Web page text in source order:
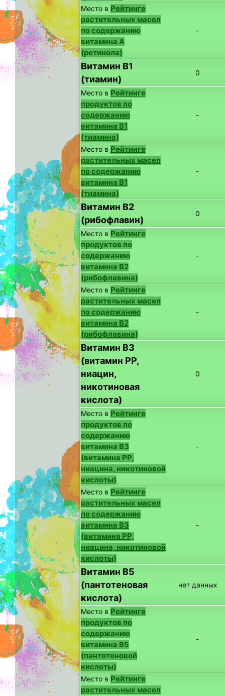
Место в Рейтинге
растительных масел
по содержанию
витамина A
(ретинола)
-
Витамин B1
(тиамин)
0
Место в Рейтинге
продуктов по
содержанию
витамина B1
(тиамина)
-
Место в Рейтинге
растительных масел
по содержанию
витамина B1
(тиамина)
-
Витамин B2
(рибофлавин)
0
Место в Рейтинге
продуктов по
содержанию
витамина B2
(рибофлавина)
-
Место в Рейтинге
растительных масел
по содержанию
витамина B2
(рибофлавина)
-
Витамин B3
(витамин PP,
ниацин,
никотиновая
кислота)
0
Место в Рейтинге
продуктов по
содержанию
витамина B3
(витамина PP,
ниацина, никотиновой
кислоты)
-
Место в Рейтинге
растительных масел
по содержанию
витамина B3
(витамина PP,
ниацина, никотиновой
кислоты)
-
Витамин B5
(пантотеновая
кислота)
нет данных
Место в Рейтинге
продуктов по
содержанию
витамина B5
(пантотеновой
кислоты)
-
Место в Рейтинге
растительных масел